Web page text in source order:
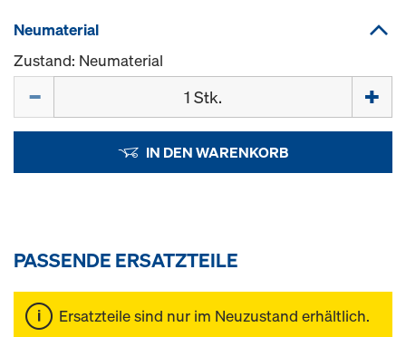
Neumaterial
Zustand: Neumaterial
IN DEN WARENKORB
PASSENDE ERSATZTEILE
Ersatzteile sind nur im Neuzustand erhältlich.